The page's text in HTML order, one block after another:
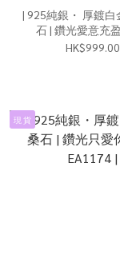
| 925純銀・ 厚鍍白
石 | 鑽光愛意充
BR1626 |
HK$999.00
現 貨